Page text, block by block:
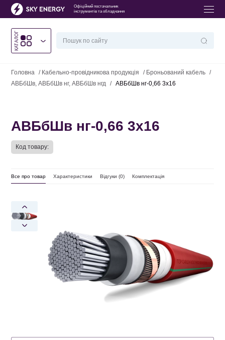
Офіційний постачальник
інструментів та обладнання
КАТАЛОГ
Головна / Кабельно-провідникова продукція / Броньований кабель /
АВБбШв, АВБбШв нг, АВБбШв нгд / АВБбШв нг-0,66 3х16
АВБбШв нг-0,66 3х16
Код товару:
Все про товар Характеристики Відгуки (0) Комплектація